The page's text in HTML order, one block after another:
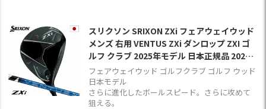
スリクソン SRIXON ZXi フェアウェイウッド
メンズ 右用 VENTUS ZXi ダンロップ ZXI ゴ
ルフ クラブ 2025年モデル 日本正規品 2024
年11月9日発売
フェアウェイウッド ゴルフクラブ ゴルフ ウッド
日本モデル
さらに進化したボールスピード。さらに攻めて
狙える。